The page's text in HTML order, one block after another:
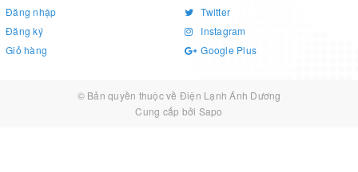
Đăng nhập
Đăng ký
Giỏ hàng
Twitter
Instagram
Google Plus
© Bản quyền thuộc về Điện Lạnh Ánh Dương
Cung cấp bởi Sapo